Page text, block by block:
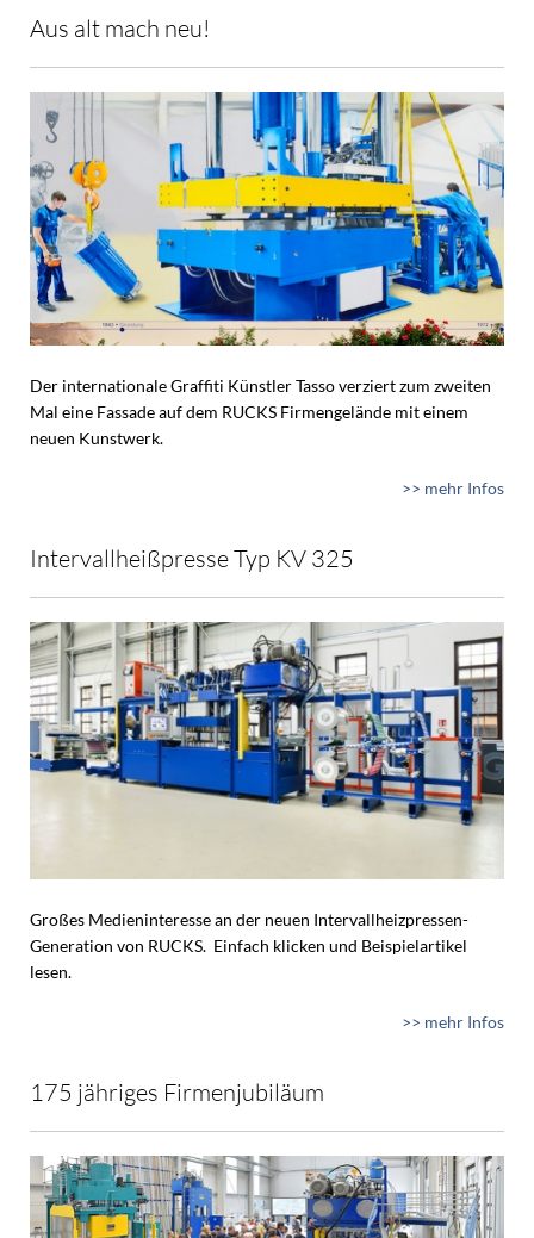
Aus alt mach neu!
Der internationale Graffiti Künstler Tasso verziert zum zweiten
Mal eine Fassade auf dem RUCKS Firmengelände mit einem
neuen Kunstwerk.
>> mehr Infos
Intervallheißpresse Typ KV 325
Großes Medieninteresse an der neuen Intervallheizpressen-
Generation von RUCKS. Einfach klicken und Beispielartikel
lesen.
>> mehr Infos
175 jähriges Firmenjubiläum